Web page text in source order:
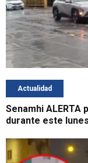
Actualidad
Senamhi
durante este